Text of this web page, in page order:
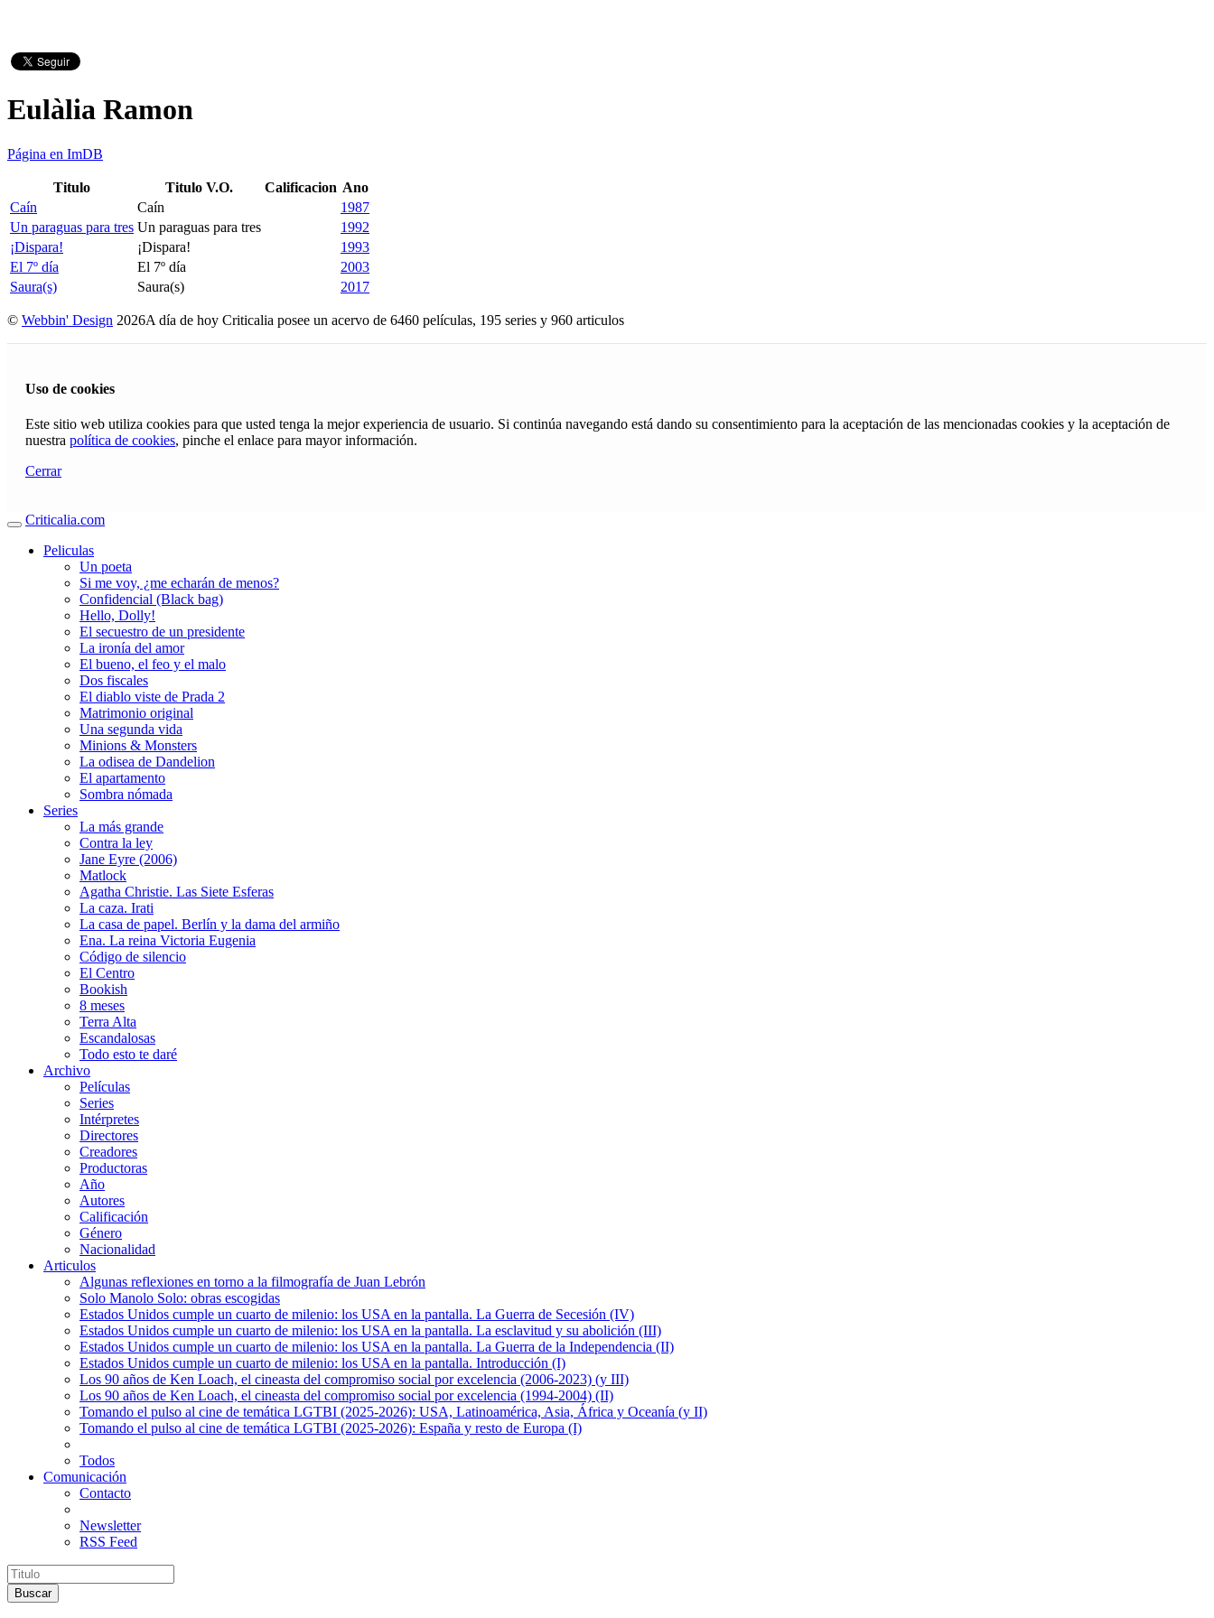
Eulàlia Ramon
Página en ImDB
Titulo Titulo V.O. Calificacion Ano
Caín
Caín
1987
Un paraguas para tres Un paraguas para tres
1992
¡Dispara!
¡Dispara!
1993
El 7º día
El 7º día
2003
Saura(s)
Saura(s) 2017
© Webbin' Design 2026A día de hoy Criticalia posee un acervo de 6460 películas, 195 series y 960 articulos
Uso de cookies
Este sitio web utiliza cookies para que usted tenga la mejor experiencia de usuario. Si continúa navegando está dando su consentimiento para la aceptación de las mencionadas cookies y la aceptación de
nuestra política de cookies, pinche el enlace para mayor información.
Cerrar
Criticalia.com
Peliculas
Un poeta
Si me voy, ¿me echarán de menos?
Confidencial (Black bag)
Hello, Dolly!
El secuestro de un presidente
La ironía del amor
El bueno, el feo y el malo
Dos fiscales
El diablo viste de Prada 2
Matrimonio original
Una segunda vida
Minions & Monsters
La odisea de Dandelion
El apartamento
Sombra nómada
Series
La más grande
Contra la ley
Jane Eyre (2006)
Matlock
Agatha Christie. Las Siete Esferas
La caza. Irati
La casa de papel. Berlín y la dama del armiño
Ena. La reina Victoria Eugenia
Código de silencio
El Centro
Bookish
8 meses
Terra Alta
Escandalosas
Todo esto te daré
Archivo
Películas
Series
Intérpretes
Directores
Creadores
Productoras
Año
Autores
Calificación
Género
Nacionalidad
Articulos
Algunas reflexiones en torno a la filmografía de Juan Lebrón
Solo Manolo Solo: obras escogidas
Estados Unidos cumple un cuarto de milenio: los USA en la pantalla. La Guerra de Secesión (IV)
Estados Unidos cumple un cuarto de milenio: los USA en la pantalla. La esclavitud y su abolición (III)
Estados Unidos cumple un cuarto de milenio: los USA en la pantalla. La Guerra de la Independencia (II)
Estados Unidos cumple un cuarto de milenio: los USA en la pantalla. Introducción (I)
Los 90 años de Ken Loach, el cineasta del compromiso social por excelencia (2006-2023) (y III)
Los 90 años de Ken Loach, el cineasta del compromiso social por excelencia (1994-2004) (II)
Tomando el pulso al cine de temática LGTBI (2025-2026): USA, Latinoamérica, Asia, África y Oceanía (y II)
Tomando el pulso al cine de temática LGTBI (2025-2026): España y resto de Europa (I)
Todos
Comunicación
Contacto
Newsletter
RSS Feed
Buscar